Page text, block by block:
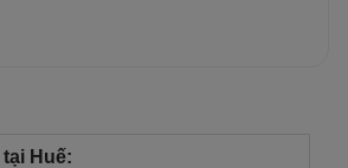
Huế: